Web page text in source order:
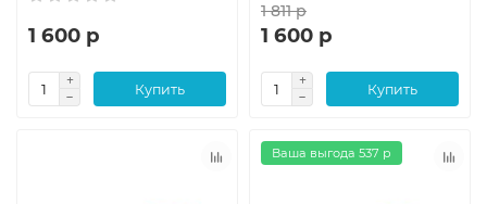
1 600 р
Купить
1 811 р
1 600 р
Купить
Ваша выгода 537 р